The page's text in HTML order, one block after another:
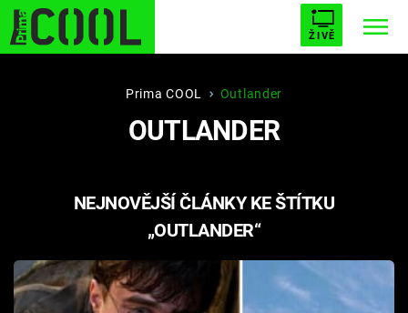
ŽIVĚ
STARHOUSE BUFFY, PŘEMOŽITELKA UPÍRŮ
PLNEJ KOTEL AVENGERS 5
Filmy
Prima COOL Outlander
OUTLANDER
NEJNOVĚJŠÍ ČLÁNKY KE ŠTÍTKU
„OUTLANDER“